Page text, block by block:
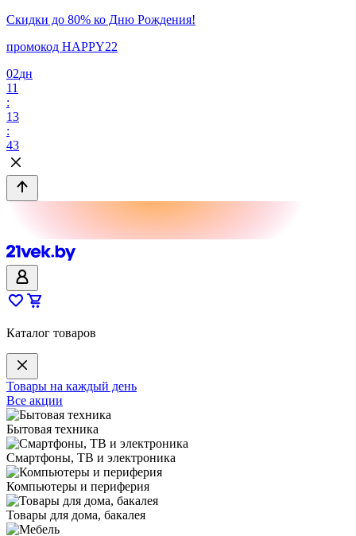
Скидки до 80% ко Дню Рождения!
промокод HAPPY22
02дн
11
:
13
:
43
Каталог товаров
Товары на каждый день
Все акции
Бытовая техника
Смартфоны, ТВ и электроника
Компьютеры и периферия
Товары для дома, бакалея